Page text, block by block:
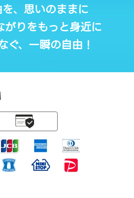
、思いのままに
りをもっと身近に
ぐ、一瞬の自由！